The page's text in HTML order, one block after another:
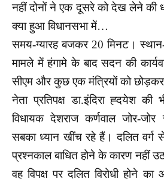
नहीं दोनों ने एक दूसरे को देख लेने की
क्या हुआ व‌िधानसभा में…
समय-ग्यारह बजकर 20 मिनट।
मामले में हंगामे के बाद सदन की
सीएम और कुछ एक मंत्रियों को
नेता प्रतिपक्ष डा.इंदिरा ह्दयेश की
विधायक देशराज कर्णवाल जोर-
सबका ध्यान खींच रहे हैं। दलित वर्ग
प्रश्नकाल बाधित होने के कारण नहीं
वह विपक्ष पर दलित विरोधी होने